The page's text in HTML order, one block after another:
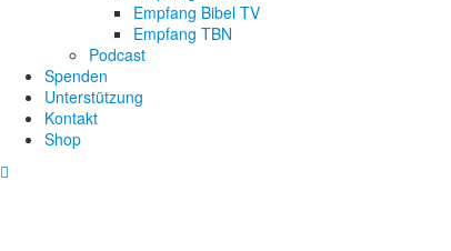
Empfang Bibel TV
Empfang TBN
Podcast
Spenden
Unterstützung
Kontakt
Shop